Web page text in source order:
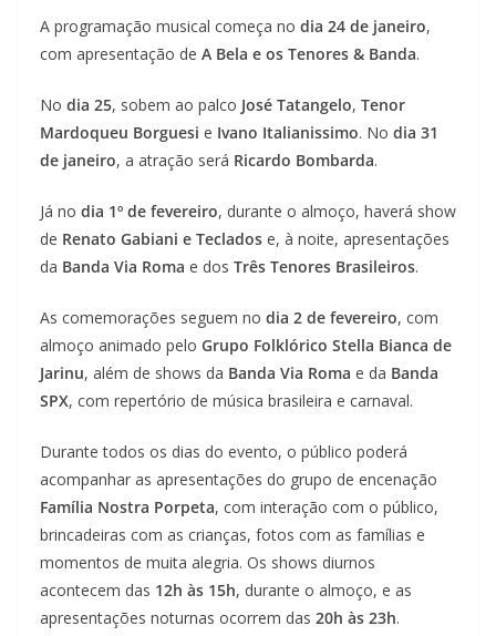
A programação musical começa no dia 24 de janeiro,
com apresentação de A Bela e os Tenores & Banda.
No dia 25, sobem ao palco José Tatangelo, Tenor
Mardoqueu Borguesi e Ivano Italianissimo. No dia 31
de janeiro, a atração será Ricardo Bombarda.
Já no dia 1º de fevereiro, durante o almoço, haverá show
de Renato Gabiani e Teclados e, à noite, apresentações
da Banda Via Roma e dos Três Tenores Brasileiros.
As comemorações seguem no dia 2 de fevereiro, com
almoço animado pelo Grupo Folklórico Stella Bianca de
Jarinu, além de shows da Banda Via Roma e da Banda
SPX, com repertório de música brasileira e carnaval.
Durante todos os dias do evento, o público poderá
acompanhar as apresentações do grupo de encenação
Família Nostra Porpeta, com interação com o público,
brincadeiras com as crianças, fotos com as famílias e
momentos de muita alegria. Os shows diurnos
acontecem das 12h às 15h, durante o almoço, e as
apresentações noturnas ocorrem das 20h às 23h.